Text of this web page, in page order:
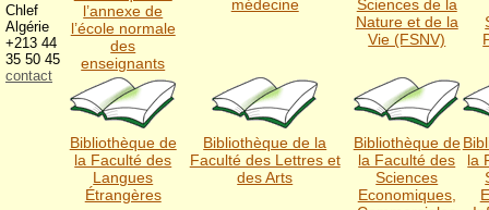
l’annexe de
l’école normale
des
enseignants
médecine
Sciences de la
Nature et de la
Vie (FSNV)
Bibliothèque de
la Faculté des
Langues
Étrangères
Bibliothèque de la
Faculté des Lettres et
des Arts
Bibliothèque de
la Faculté des
Sciences
Economiques,
la
Chlef
Algérie
+213 44
35 50 45
contact